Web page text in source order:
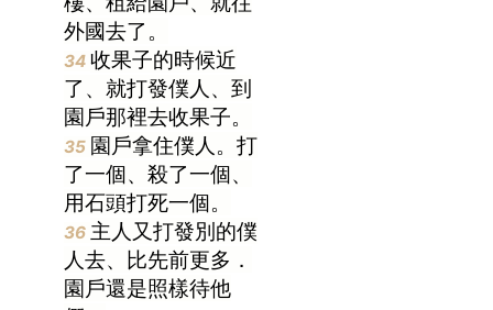
外國去了。
34 收果子的時候近
了、就打發僕人、到
園戶那裡去收果子。
35 園戶拿住僕人。打
了一個、殺了一個、
用石頭打死一個。
36 主人又打發別的僕
人去、比先前更多．
園戶還是照樣待他